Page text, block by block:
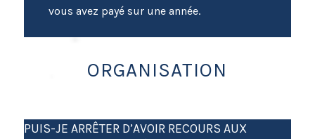
vous avez payé sur une année.
ORGANISATION
PUIS-JE ARRÊTER D’AVOIR RECOURS AUX